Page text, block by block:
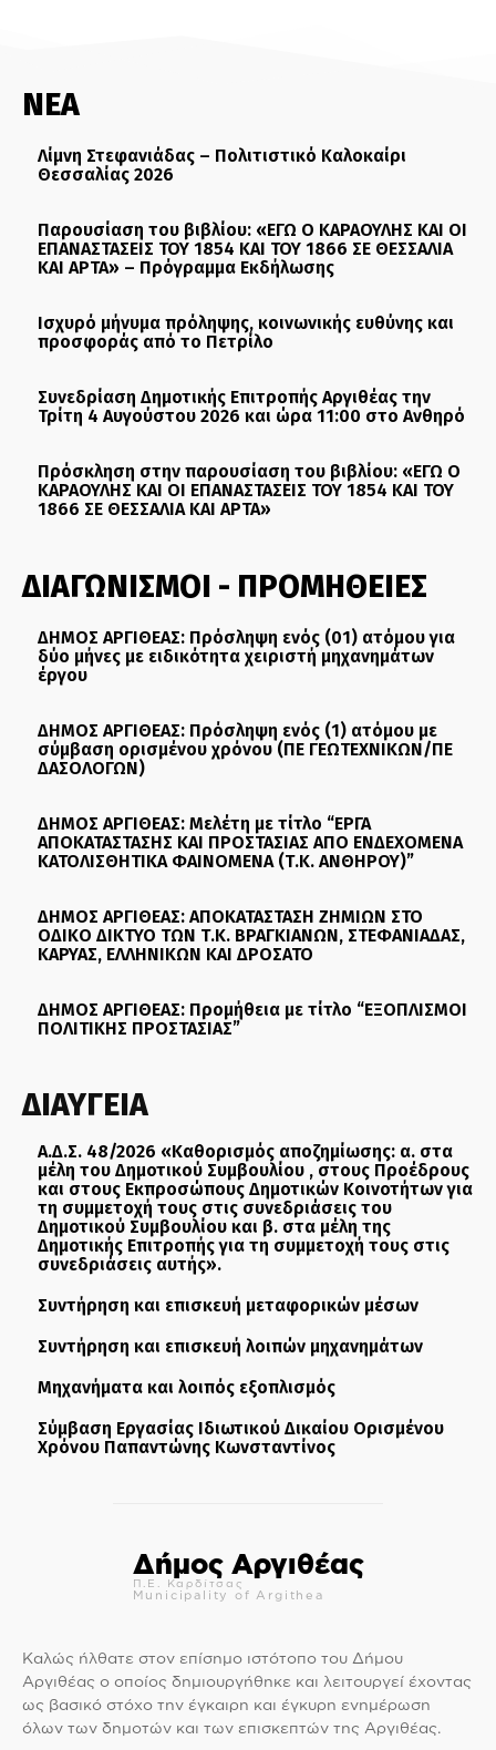
ΝΕΑ
Λίμνη Στεφανιάδας – Πολιτιστικό Καλοκαίρι
Θεσσαλίας 2026
Παρουσίαση του βιβλίου: «ΕΓΩ Ο ΚΑΡΑΟΥΛΗΣ ΚΑΙ ΟΙ
ΕΠΑΝΑΣΤΑΣΕΙΣ ΤΟΥ 1854 ΚΑΙ ΤΟΥ 1866 ΣΕ ΘΕΣΣΑΛΙΑ
ΚΑΙ ΑΡΤΑ» – Πρόγραμμα Εκδήλωσης
Ισχυρό μήνυμα πρόληψης, κοινωνικής ευθύνης και
προσφοράς από το Πετρίλο
Συνεδρίαση Δημοτικής Επιτροπής Αργιθέας την
Τρίτη 4 Αυγούστου 2026 και ώρα 11:00 στο Ανθηρό
Πρόσκληση στην παρουσίαση του βιβλίου: «ΕΓΩ Ο
ΚΑΡΑΟΥΛΗΣ ΚΑΙ ΟΙ ΕΠΑΝΑΣΤΑΣΕΙΣ ΤΟΥ 1854 ΚΑΙ ΤΟΥ
1866 ΣΕ ΘΕΣΣΑΛΙΑ ΚΑΙ ΑΡΤΑ»
ΔΙΑΓΩΝΙΣΜΟΙ - ΠΡΟΜΗΘΕΙΕΣ
ΔΗΜΟΣ ΑΡΓΙΘΕΑΣ: Πρόσληψη ενός (01) ατόμου για
δύο μήνες με ειδικότητα χειριστή μηχανημάτων
έργου
ΔΗΜΟΣ ΑΡΓΙΘΕΑΣ: Πρόσληψη ενός (1) ατόμου με
σύμβαση ορισμένου χρόνου (ΠΕ ΓΕΩΤΕΧΝΙΚΩΝ/ΠΕ
ΔΑΣΟΛΟΓΩΝ)
ΔΗΜΟΣ ΑΡΓΙΘΕΑΣ: Μελέτη με τίτλο “ΕΡΓΑ
ΑΠΟΚΑΤΑΣΤΑΣΗΣ ΚΑΙ ΠΡΟΣΤΑΣΙΑΣ ΑΠΟ ΕΝΔΕΧΟΜΕΝΑ
ΚΑΤΟΛΙΣΘΗΤΙΚΑ ΦΑΙΝΟΜΕΝΑ (Τ.Κ. ΑΝΘΗΡΟΥ)”
ΔΗΜΟΣ ΑΡΓΙΘΕΑΣ: ΑΠΟΚΑΤΑΣΤΑΣΗ ΖΗΜΙΩΝ ΣΤΟ
ΟΔΙΚΟ ΔΙΚΤΥΟ ΤΩΝ Τ.Κ. ΒΡΑΓΚΙΑΝΩΝ, ΣΤΕΦΑΝΙΑΔΑΣ,
ΚΑΡΥΑΣ, ΕΛΛΗΝΙΚΩΝ ΚΑΙ ΔΡΟΣΑΤΟ
ΔΗΜΟΣ ΑΡΓΙΘΕΑΣ: Προμήθεια με τίτλο “ΕΞΟΠΛΙΣΜΟΙ
ΠΟΛΙΤΙΚΗΣ ΠΡΟΣΤΑΣΙΑΣ”
ΔΙΑΥΓΕΙΑ
Α.Δ.Σ. 48/2026 «Καθορισμός αποζημίωσης: α. στα
μέλη του Δημοτικού Συμβουλίου , στους Προέδρους
και στους Εκπροσώπους Δημοτικών Κοινοτήτων για
τη συμμετοχή τους στις συνεδριάσεις του
Δημοτικού Συμβουλίου και β. στα μέλη της
Δημοτικής Επιτροπής για τη συμμετοχή τους στις
συνεδριάσεις αυτής».
Συντήρηση και επισκευή μεταφορικών μέσων
Συντήρηση και επισκευή λοιπών μηχανημάτων
Μηχανήματα και λοιπός εξοπλισμός
Σύμβαση Εργασίας Ιδιωτικού Δικαίου Ορισμένου
Χρόνου Παπαντώνης Κωνσταντίνος
Δήμος Αργιθέας
Π.Ε. Καρδίτσας
Municipality of Argithea
Καλώς ήλθατε στον επίσημο ιστότοπο του Δήμου
Αργιθέας ο οποίος δημιουργήθηκε και λειτουργεί έχοντας
ως βασικό στόχο την έγκαιρη και έγκυρη ενημέρωση
όλων των δημοτών και των επισκεπτών της Αργιθέας.